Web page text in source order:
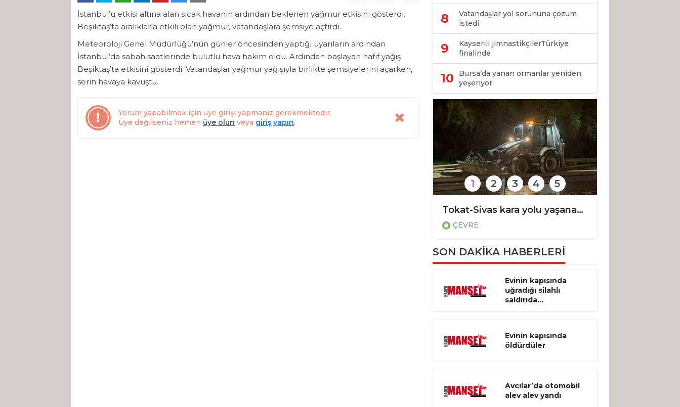
İstanbul’u etkisi altına alan sıcak havanın ardından beklenen yağmur etkisini gösterdi.
Beşiktaş’ta aralıklarla etkili olan yağmur, vatandaşlara şemsiye açtırdı.
Meteoroloji Genel Müdürlüğü’nün günler öncesinden yaptığı uyarıların ardından
İstanbul’da sabah saatlerinde bulutlu hava hakim oldu. Ardından başlayan hafif yağış
Beşiktaş’ta etkisini gösterdi. Vatandaşlar yağmur yağışıyla birlikte şemsiyelerini açarken,
serin havaya kavuştu.
Yorum yapabilmek için üye girişi yapmanız gerekmektedir.
Üye değilseniz hemen üye olun veya giriş yapın.
8
Vatandaşlar yol sorununa çözüm
istedi
9
Kayserili jimnastikçilerTürkiye
finalinde
10
Bursa’da yanan ormanlar yeniden
yeşeriyor
Tokat-Sivas kara yolu yaşanan taşkın nedeniyle kısa süreli trafiğe kapandı
ÇEVRE
1 2 3 4 5
SON DAKİKA HABERLERİ
Evinin kapısında
uğradığı silahlı
saldırıda...
Evinin kapısında
öldürdüler
Avcılar’da otomobil
alev alev yandı